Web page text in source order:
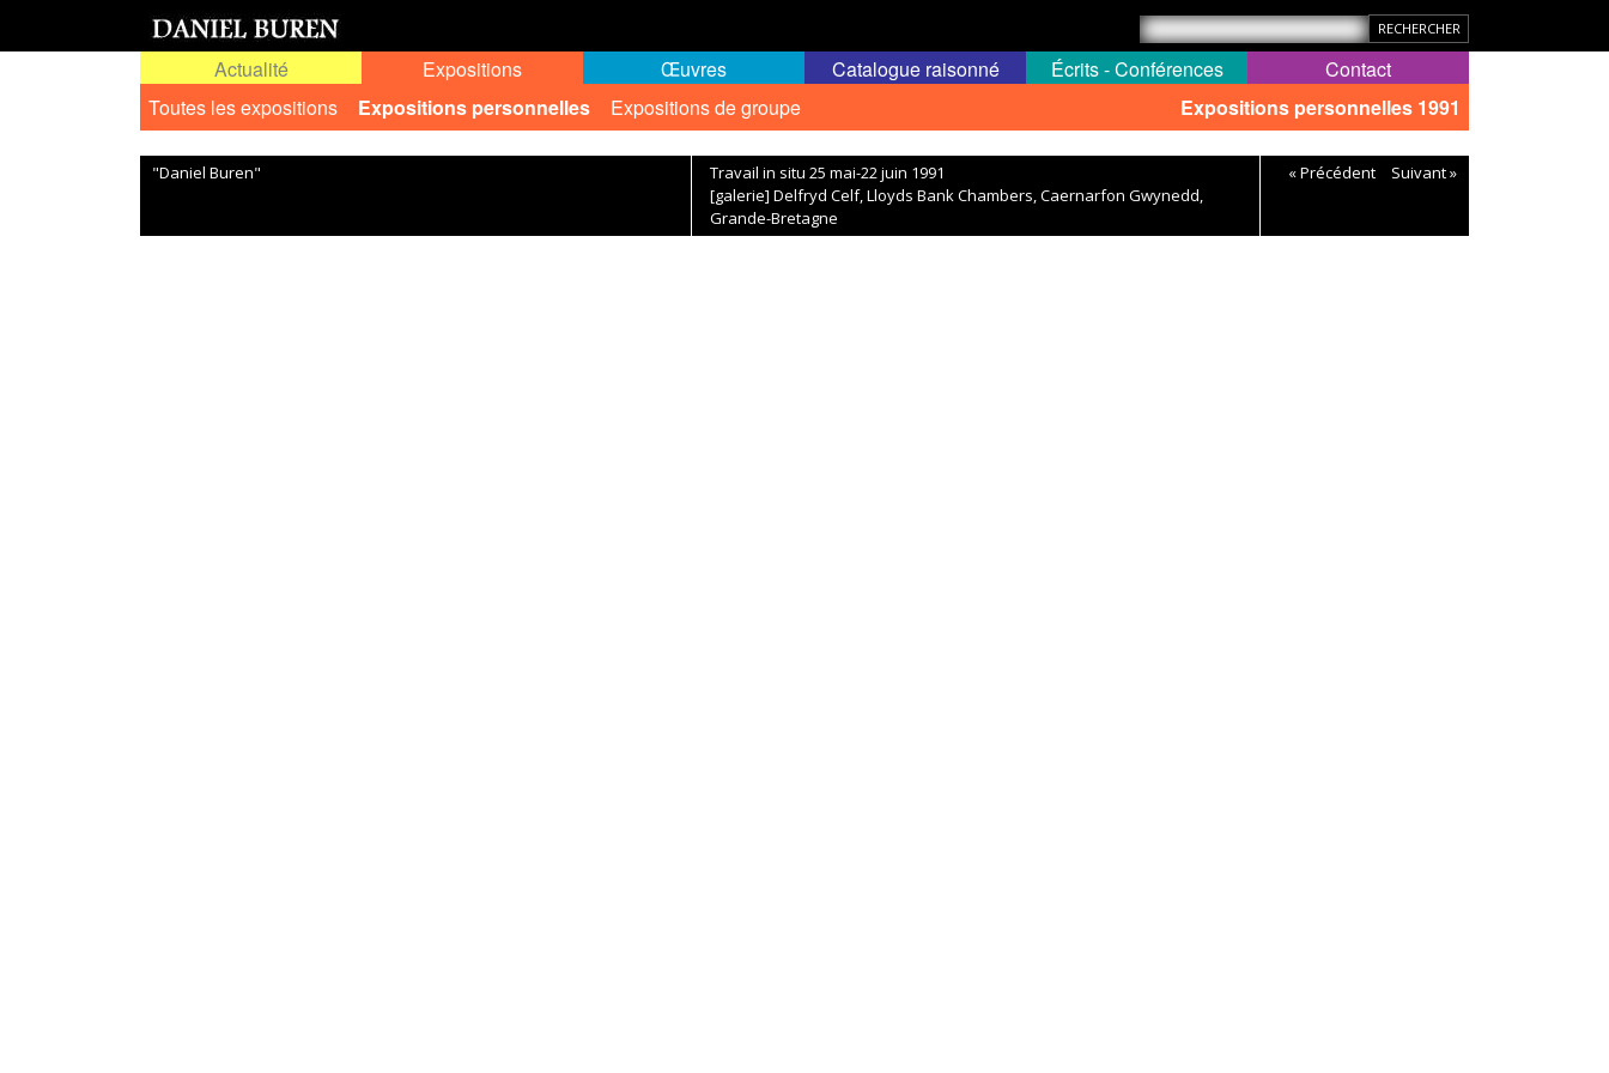
Actualité
Expositions
Toutes les expositions
Expositions personnelles Expositions de groupe Expositions personnelles 1991
Œuvres Catalogue raisonné Écrits - Conférences Contact
"Daniel Buren"
Travail in situ 25 mai-22 juin 1991
[galerie] Delfryd Celf, Lloyds Bank Chambers, Caernarfon Gwynedd,
Grande-Bretagne
« Précédent Suivant »